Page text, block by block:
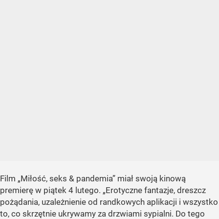
Film „Miłość, seks & pandemia” miał swoją kinową
premierę w piątek 4 lutego. „Erotyczne fantazje, dreszcz
pożądania, uzależnienie od randkowych aplikacji i wszystko
to, co skrzętnie ukrywamy za drzwiami sypialni. Do tego